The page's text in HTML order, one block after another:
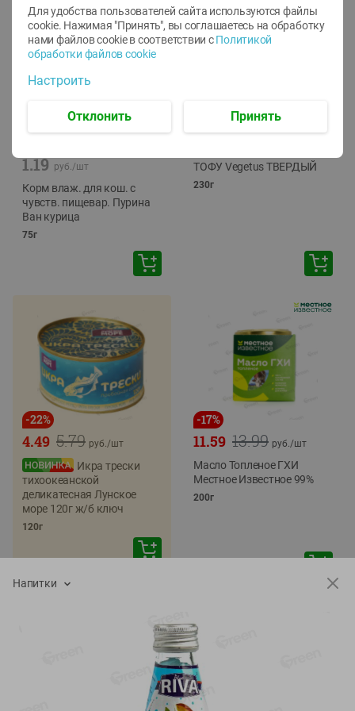
1.19 руб./шт
Корм влаж. для кош. с
чувств. пищевар. Пурина
Ван курица
75г
ТОФУ Vegetus ТВЕРДЫЙ
230г
-22%
5.79
4.49 руб./шт
Икра трески
тихоокеанской
деликатесная Лунское
море 120г ж/б ключ
120г
-17%
13.99
11.59 руб./шт
Масло Топленое ГХИ
Местное Известное 99%
200г
Напитки
Для удобства пользователей сайта используются файлы
cookie. Нажимая "Принять", вы соглашаетесь на обработку
нами файлов cookie в соответствии с Политикой
обработки файлов cookie
Настроить
Отклонить Принять